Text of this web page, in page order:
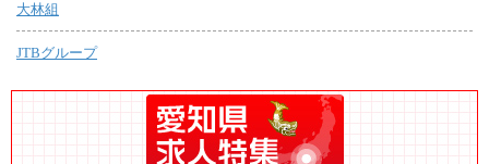
大林組
JTBグループ